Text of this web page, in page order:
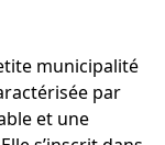
municipalité
par
et une